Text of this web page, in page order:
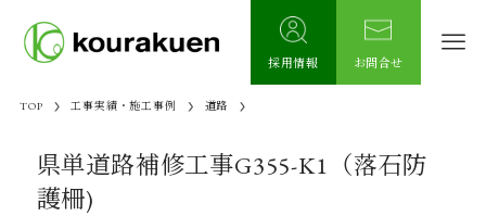
採用情報 お問合せ
TOP 工事実績・施工事例 道路
県単道路補修工事G355-K1（落石防
護柵)